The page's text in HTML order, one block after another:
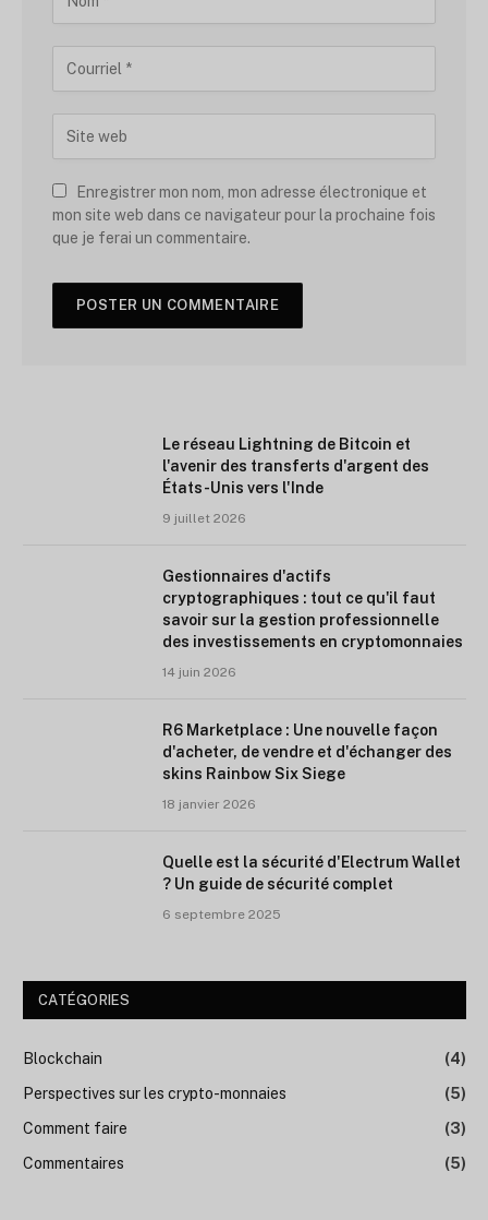
Enregistrer mon nom, mon adresse électronique et
mon site web dans ce navigateur pour la prochaine fois
que je ferai un commentaire.
Le réseau Lightning de Bitcoin et
l'avenir des transferts d'argent des
États-Unis vers l'Inde
9 juillet 2026
Gestionnaires d'actifs
cryptographiques : tout ce qu'il faut
savoir sur la gestion professionnelle
des investissements en cryptomonnaies
14 juin 2026
R6 Marketplace : Une nouvelle façon
d'acheter, de vendre et d'échanger des
skins Rainbow Six Siege
18 janvier 2026
Quelle est la sécurité d'Electrum Wallet
? Un guide de sécurité complet
6 septembre 2025
CATÉGORIES
Blockchain
(4)
Perspectives sur les crypto-monnaies
(5)
Comment faire
(3)
Commentaires
(5)